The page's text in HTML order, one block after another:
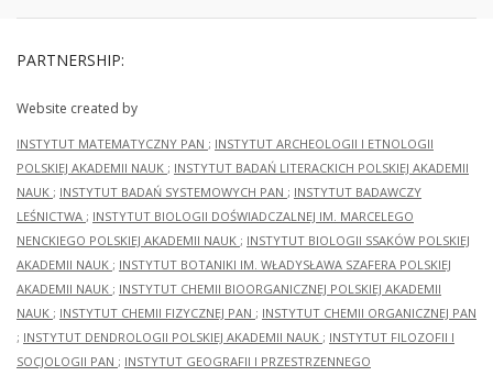
PARTNERSHIP:
Website created by
INSTYTUT MATEMATYCZNY PAN ; INSTYTUT ARCHEOLOGII I ETNOLOGII
POLSKIEJ AKADEMII NAUK ; INSTYTUT BADAŃ LITERACKICH POLSKIEJ AKADEMII
NAUK ; INSTYTUT BADAŃ SYSTEMOWYCH PAN ; INSTYTUT BADAWCZY
LEŚNICTWA ; INSTYTUT BIOLOGII DOŚWIADCZALNEJ IM. MARCELEGO
NENCKIEGO POLSKIEJ AKADEMII NAUK ; INSTYTUT BIOLOGII SSAKÓW POLSKIEJ
AKADEMII NAUK ; INSTYTUT BOTANIKI IM. WŁADYSŁAWA SZAFERA POLSKIEJ
AKADEMII NAUK ; INSTYTUT CHEMII BIOORGANICZNEJ POLSKIEJ AKADEMII
NAUK ; INSTYTUT CHEMII FIZYCZNEJ PAN ; INSTYTUT CHEMII ORGANICZNEJ PAN
; INSTYTUT DENDROLOGII POLSKIEJ AKADEMII NAUK ; INSTYTUT FILOZOFII I
SOCJOLOGII PAN ; INSTYTUT GEOGRAFII I PRZESTRZENNEGO